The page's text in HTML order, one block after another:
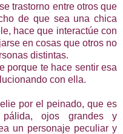
trastorno entre otros que
de que sea una chica
hace que interactúe con
en cosas que otros no
distintas.
porque te hace sentir esa
con ella.
por el peinado, que es
ojos grandes y
un personaje peculiar y